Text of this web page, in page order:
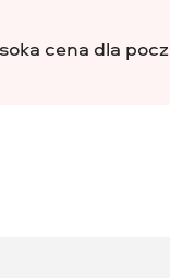
cena dla